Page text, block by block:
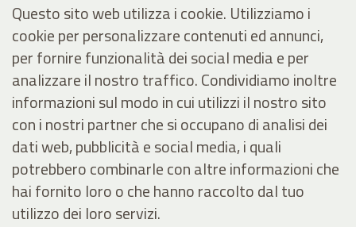
Questo sito web utilizza i cookie. Utilizziamo i
cookie per personalizzare contenuti ed annunci,
per fornire funzionalità dei social media e per
analizzare il nostro traffico. Condividiamo inoltre
informazioni sul modo in cui utilizzi il nostro sito
con i nostri partner che si occupano di analisi dei
dati web, pubblicità e social media, i quali
potrebbero combinarle con altre informazioni che
hai fornito loro o che hanno raccolto dal tuo
utilizzo dei loro servizi.